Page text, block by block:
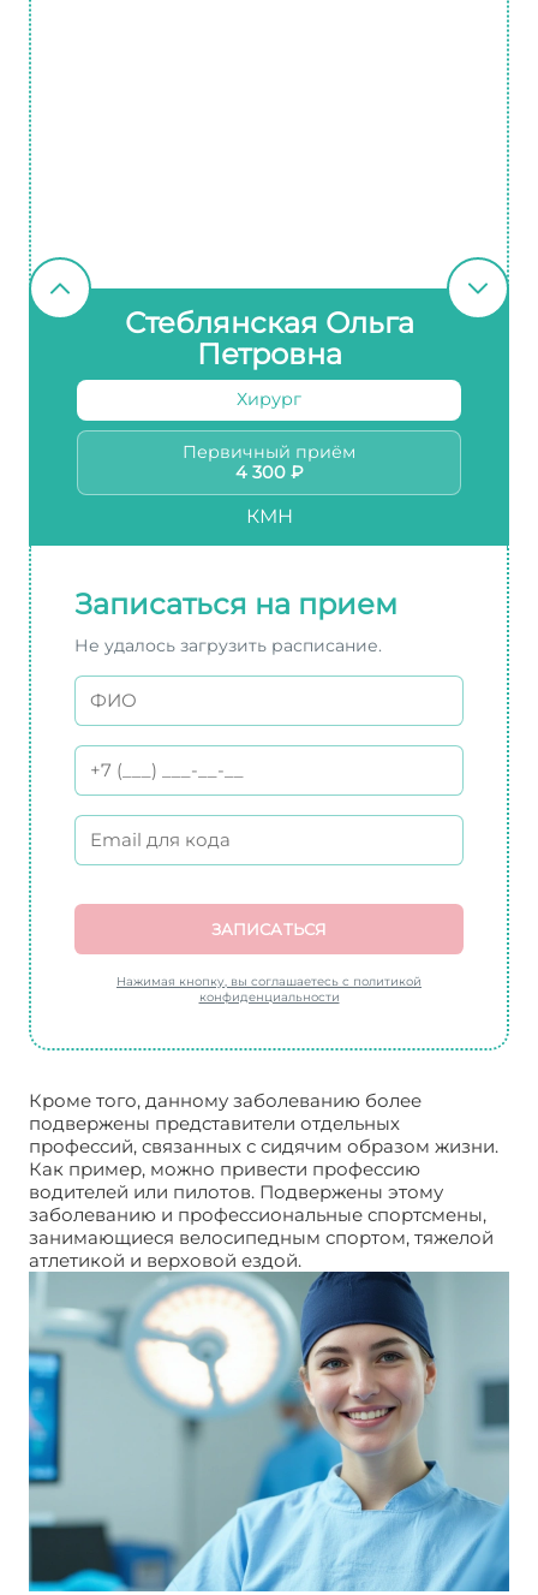
Стеблянская Ольга
Петровна
Хирург
Первичный приём
4 300 ₽
КМН
Записаться на прием
Не удалось загрузить расписание.
ЗАПИСАТЬСЯ
Нажимая кнопку, вы соглашаетесь с политикой
конфиденциальности
Кроме того, данному заболеванию более
подвержены представители отдельных
профессий, связанных с сидячим образом жизни.
Как пример, можно привести профессию
водителей или пилотов. Подвержены этому
заболеванию и профессиональные спортсмены,
занимающиеся велосипедным спортом, тяжелой
атлетикой и верховой ездой.